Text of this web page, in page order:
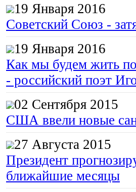
19 Января 2016
Советский Союз -
19 Января 2016
Как мы будем жить
- российский поэт
02 Сентября 2015
США ввели новые
27 Августа 2015
Президент
ближайшие месяцы